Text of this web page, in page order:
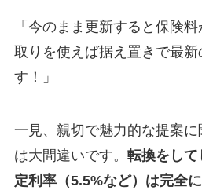
「今のまま更新すると保険
取りを使えば据え置きで最新
す！」
一見、親切で魅力的な提案
は大間違いです。 転換をし
定利率（5.5%など）は完全